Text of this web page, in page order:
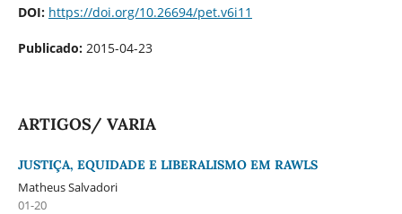
DOI: https://doi.org/10.26694/pet.v6i11
Publicado: 2015-04-23
ARTIGOS/ VARIA
JUSTIÇA, EQUIDADE E LIBERALISMO EM RAWLS
Matheus Salvadori
01-20